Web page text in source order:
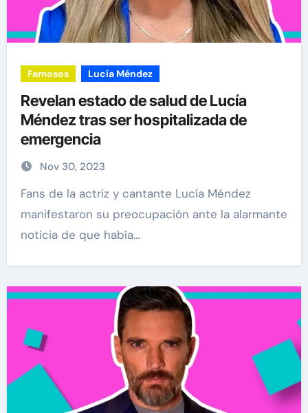
Famosos Lucía Méndez
Revelan estado de salud de Lucía
Méndez tras ser hospitalizada de
emergencia
Nov 30, 2023
Fans de la actriz y cantante Lucía Méndez
manifestaron su preocupación ante la alarmante
noticia de que había…